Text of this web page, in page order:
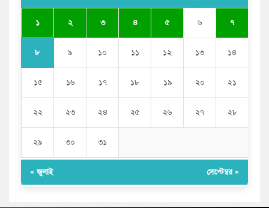
১ ২ ৩ ৪ ৫ ৬ ৭
৮ ৯ ১০ ১১ ১২ ১৩ ১৪
১৫ ১৬ ১৭ ১৮ ১৯ ২০ ২১
২২ ২৩ ২৪ ২৫ ২৬ ২৭ ২৮
২৯ ৩০ ৩১
« জুলাই সেপ্টেম্বর »